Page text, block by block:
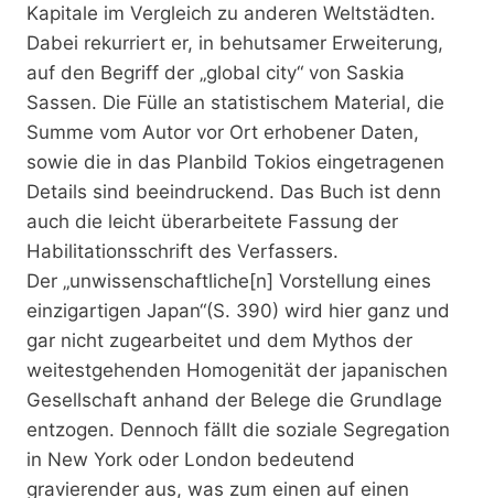
Kapitale im Vergleich zu anderen Weltstädten.
Dabei rekurriert er, in behutsamer Erweiterung,
auf den Begriff der „global city“ von Saskia
Sassen. Die Fülle an statistischem Material, die
Summe vom Autor vor Ort erhobener Daten,
sowie die in das Planbild Tokios eingetragenen
Details sind beeindruckend. Das Buch ist denn
auch die leicht überarbeitete Fassung der
Habilitationsschrift des Verfassers.
Der „unwissenschaftliche[n] Vorstellung eines
einzigartigen Japan“(S. 390) wird hier ganz und
gar nicht zugearbeitet und dem Mythos der
weitestgehenden Homogenität der japanischen
Gesellschaft anhand der Belege die Grundlage
entzogen. Dennoch fällt die soziale Segregation
in New York oder London bedeutend
gravierender aus, was zum einen auf einen